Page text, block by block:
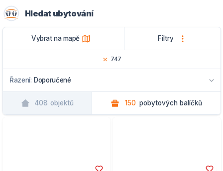
Hledat ubytování
Vybrat na mapě Filtry
747
408 objektů 150 pobytových balíčků
Řazení: Doporučené
Doporučené